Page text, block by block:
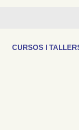
CURSOS I